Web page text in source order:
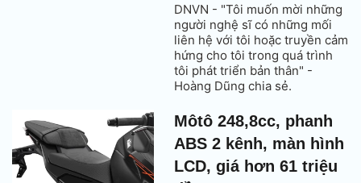
DNVN - "Tôi muốn mời những
người nghệ sĩ có những mối
liên hệ với tôi hoặc truyền cảm
hứng cho tôi trong quá trình
tôi phát triển bản thân" -
Hoàng Dũng chia sẻ.
Môtô 248,8cc, phanh
ABS 2 kênh, màn hình
LCD, giá hơn 61 triệu